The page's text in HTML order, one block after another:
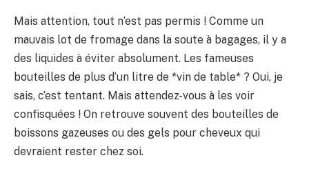
Mais attention, tout n’est pas permis ! Comme un
mauvais lot de fromage dans la soute à bagages, il y a
des liquides à éviter absolument. Les fameuses
bouteilles de plus d’un litre de *vin de table* ? Oui, je
sais, c’est tentant. Mais attendez-vous à les voir
confisquées ! On retrouve souvent des bouteilles de
boissons gazeuses ou des gels pour cheveux qui
devraient rester chez soi.